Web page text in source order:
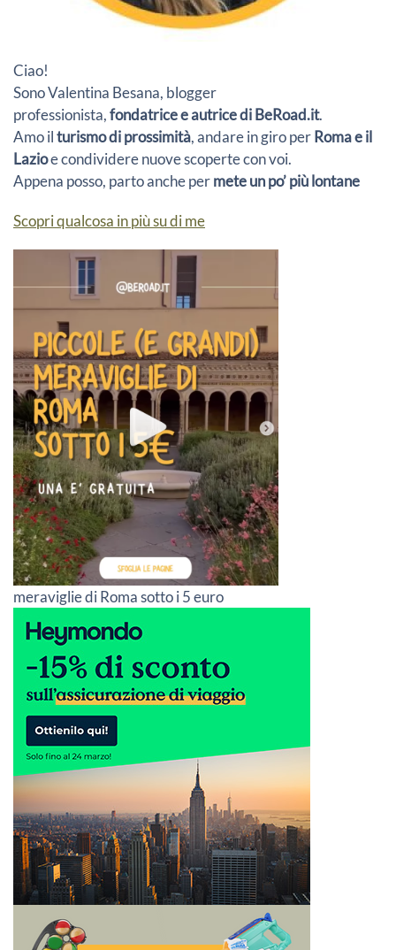
Ciao!
Sono Valentina Besana, blogger
professionista,fondatrice e autrice di BeRoad.it.
Amo ilturismo di prossimità, andare in giro perRoma e il
Lazioe condividere nuove scoperte con voi.
Appena posso, parto anche permete un po’ più lontane
Scopri qualcosa in più su di me
meraviglie di Roma sotto i 5 euro